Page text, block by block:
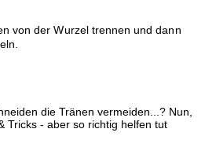
von der Wurzel trennen und dann
die Tränen vermeiden...? Nun,
Tricks - aber so richtig helfen tut